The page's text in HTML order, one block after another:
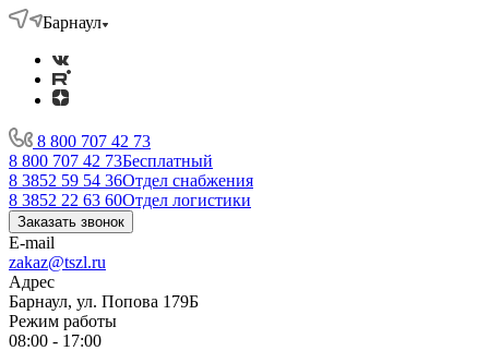
Барнаул
8 800 707 42 73
8 800 707 42 73Бесплатный
8 3852 59 54 36Отдел снабжения
8 3852 22 63 60Отдел логистики
Заказать звонок
E-mail
zakaz@tszl.ru
Адрес
Барнаул, ул. Попова 179Б
Режим работы
08:00 - 17:00